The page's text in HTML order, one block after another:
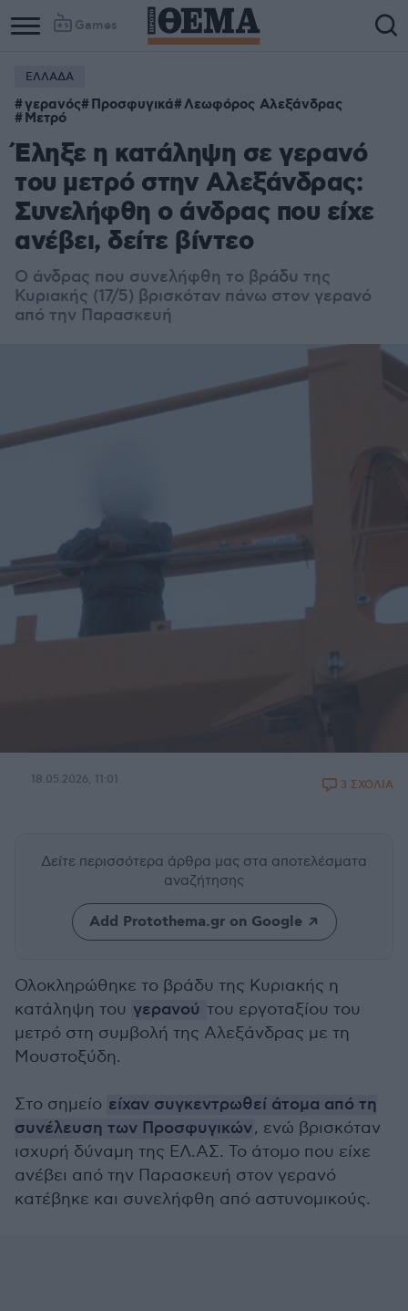
Games
ΕΛΛΑΔΑ
γερανός Προσφυγικά Λεωφόρος Αλεξάνδρας
Μετρό
Έληξε η κατάληψη σε γερανό
του μετρό στην Αλεξάνδρας:
Συνελήφθη ο άνδρας που είχε
ανέβει, δείτε βίντεο
Ο άνδρας που συνελήφθη το βράδυ της
Κυριακής (17/5) βρισκόταν πάνω στον γερανό
από την Παρασκευή
18.05.2026, 11:01 3 ΣΧΟΛΙΑ
Δείτε περισσότερα άρθρα μας στα αποτελέσματα
αναζήτησης
Add Protothema.gr on Google
Ολοκληρώθηκε το βράδυ της Κυριακής η
κατάληψη του γερανού του εργοταξίου του
μετρό στη συμβολή της Αλεξάνδρας με τη
Μουστοξύδη.
Στο σημείο είχαν συγκεντρωθεί άτομα από τη
συνέλευση των Προσφυγικών, ενώ βρισκόταν
ισχυρή δύναμη της ΕΛ.ΑΣ. Το άτομο που είχε
ανέβει από την Παρασκευή στον γερανό
κατέβηκε και συνελήφθη από αστυνομικούς.